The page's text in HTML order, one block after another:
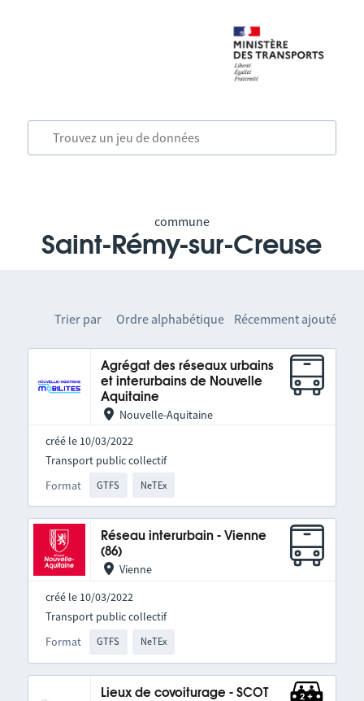
commune
Saint-Rémy-sur-Creuse
Trier par Ordre alphabétique Récemment ajouté
Agrégat des réseaux urbains
et interurbains de Nouvelle
Aquitaine
Nouvelle-Aquitaine
créé le 10/03/2022
Format GTFS NeTEx
Transport public collectif
Réseau interurbain - Vienne
(86)
Vienne
créé le 10/03/2022
Format GTFS NeTEx
Transport public collectif
Lieux de covoiturage - SCOT